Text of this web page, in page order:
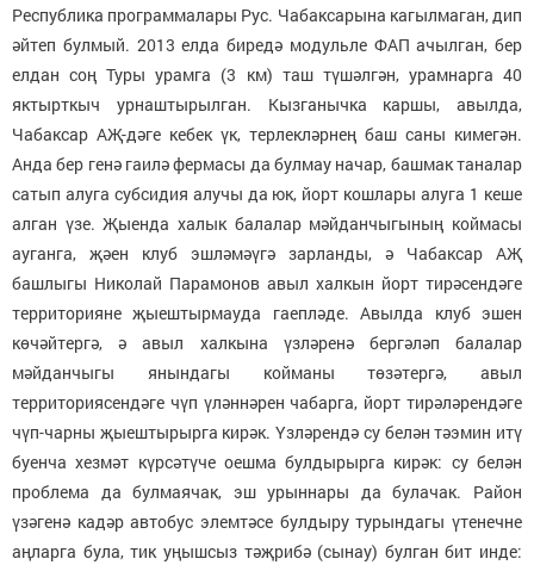
Республика программалары Рус. Чабаксарына кагылмаган, дип
әйтеп булмый. 2013 елда биредә модульле ФАП ачылган, бер
елдан соң Туры урамга (3 км) таш түшәлгән, урамнарга 40
яктырткыч урнаштырылган. Кызганычка каршы, авылда,
Чабаксар АҖ-дәге кебек үк, терлекләрнең баш саны кимегән.
Анда бер генә гаилә фермасы да булмау начар, башмак таналар
сатып алуга субсидия алучы да юк, йорт кошлары алуга 1 кеше
алган үзе. Җыенда халык балалар мәйданчыгының коймасы
ауганга, җәен клуб эшләмәүгә зарланды, ә Чабаксар АҖ
башлыгы Николай Парамонов авыл халкын йорт тирәсендәге
территорияне җыештырмауда гаепләде. Авылда клуб эшен
көчәйтергә, ә авыл халкына үзләренә бергәләп балалар
мәйданчыгы янындагы койманы төзәтергә, авыл
территориясендәге чүп үләннәрен чабарга, йорт тирәләрендәге
чүп-чарны җыештырырга кирәк. Үзләрендә су белән тәэмин итү
буенча хезмәт күрсәтүче оешма булдырырга кирәк: су белән
проблема да булмаячак, эш урыннары да булачак. Район
үзәгенә кадәр автобус элемтәсе булдыру турындагы үтенечне
аңларга була, тик уңышсыз тәҗрибә (сынау) булган бит инде: